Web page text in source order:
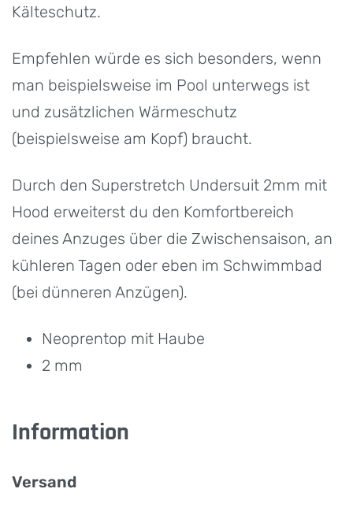
Kälteschutz.
Empfehlen würde es sich besonders, wenn
man beispielsweise im Pool unterwegs ist
und zusätzlichen Wärmeschutz
(beispielsweise am Kopf) braucht.
Durch den Superstretch Undersuit 2mm mit
Hood erweiterst du den Komfortbereich
deines Anzuges über die Zwischensaison, an
kühleren Tagen oder eben im Schwimmbad
(bei dünneren Anzügen).
Neoprentop mit Haube
2 mm
Information
Versand